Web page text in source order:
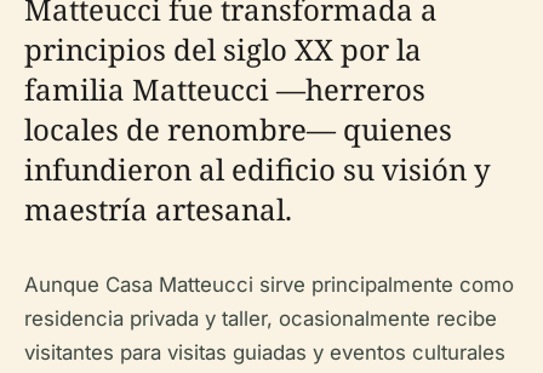
Matteucci fue transformada a
principios del siglo XX por la
familia Matteucci —herreros
locales de renombre— quienes
infundieron al edificio su visión y
maestría artesanal.
Aunque Casa Matteucci sirve principalmente como
residencia privada y taller, ocasionalmente recibe
visitantes para visitas guiadas y eventos culturales